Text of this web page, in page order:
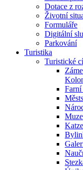
Dotace z
Životní
Formuláře
Digitální
Parkování
Turistika
Turistické
Farní